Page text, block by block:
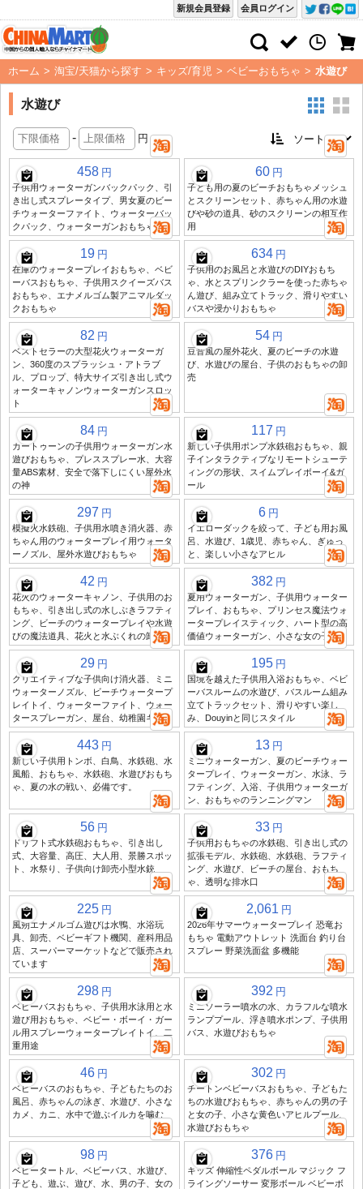
会員ログイン
新規会員登録
ホーム > 淘宝/天猫から探す > キッズ/育児 > ベビーおもちゃ > 水遊び
水遊び
- 円
458 円
子供用ウォーターガンバックパック、引
き出し式スプレータイプ、男女夏のビー
チウォーターファイト、ウォーターバッ
クパック、ウォーターガンおもちゃ
60 円
子ども用の夏のビーチおもちゃメッシュ
とスクリーンセット、赤ちゃん用の水遊
びや砂の道具、砂のスクリーンの相互作
用
19 円
在庫のウォータープレイおもちゃ、ベビ
ーバスおもちゃ、子供用スクイーズバス
おもちゃ、エナメルゴム製アニマルダッ
クおもちゃ
634 円
子供用のお風呂と水遊びのDIYおもち
ゃ、水とスプリンクラーを使った赤ちゃ
ん遊び、組み立てトラック、滑りやすい
バスや浸かりおもちゃ
82 円
ベストセラーの大型花火ウォーターガ
ン、360度のスプラッシュ・アトラブ
ル、プロップ、特大サイズ引き出し式ウ
ォーターキャノンウォーターガンスロッ
ト
54 円
豆音風の屋外花火、夏のビーチの水遊
び、水遊びの屋台、子供のおもちゃの卸
売
84 円
カートゥーンの子供用ウォーターガン水
遊びおもちゃ、プレススプレー水、大容
量ABS素材、安全で落下しにくい屋外水
の神
117 円
新しい子供用ポンプ水鉄砲おもちゃ、親
子インタラクティブなリモートシューテ
ィングの形状、スイムプレイボーイ&ガ
ール
297 円
模擬火水鉄砲、子供用水噴き消火器、赤
ちゃん用のウォータープレイ用ウォータ
ーノズル、屋外水遊びおもちゃ
6 円
イエローダックを絞って、子ども用お風
呂、水遊び、1歳児、赤ちゃん、ぎゅっ
と、楽しい小さなアヒル
42 円
花火のウォーターキャノン、子供用のお
もちゃ、引き出し式の水しぶきラフティ
ング、ビーチのウォータープレイや水遊
びの魔法道具、花火と水ぶくれの卸売
382 円
夏用ウォーターガン、子供用ウォーター
プレイ、おもちゃ、プリンセス魔法ウォ
ータープレイスティック、ハート型の高
価値ウォーターガン、小さな女の子
29 円
クリエイティブな子供向け消火器、ミニ
ウォーターノズル、ビーチウォータープ
レイトイ、ウォーターファイト、ウォー
タースプレーガン、屋台、幼稚園ギフト
195 円
国境を越えた子供用入浴おもちゃ、ベビ
ーバスルームの水遊び、バスルーム組み
立てトラックセット、滑りやすい楽し
み、Douyinと同じスタイル
443 円
新しい子供用トンボ、白鳥、水鉄砲、水
風船、おもちゃ、水鉄砲、水遊びおもち
ゃ、夏の水の戦い、必備です。
13 円
ミニウォーターガン、夏のビーチウォー
タープレイ、ウォーターガン、水泳、ラ
フティング、入浴、子供用ウォーターガ
ン、おもちゃのランニングマン
56 円
ドリフト式水鉄砲おもちゃ、引き出し
式、大容量、高圧、大人用、景勝スポッ
ト、水祭り、子供向け卸売小型水銃
33 円
子供用おもちゃの水鉄砲、引き出し式の
拡張モデル、水鉄砲、水鉄砲、ラフティ
ング、水遊び、ビーチの屋台、おもち
ゃ、透明な排水口
225 円
風朔エナメルゴム遊びは水鴨、水浴玩
具、卸売、ベビーギフト機関、産科用品
店、スーパーマーケットなどで販売され
ています
2,061 円
2026年サマーウォータープレイ 恐竜お
もちゃ 電動アウトレット 洗面台 釣り台
スプレー 野菜洗面盆 多機能
298 円
ベビーバスおもちゃ、子供用水泳用と水
遊び用おもちゃ、ベビー・ボーイ・ガー
ル用スプレーウォータープレイトイ、二
重用途
392 円
ミニソーラー噴水の水、カラフルな噴水
ランププール、浮き噴水ポンプ、子供用
バス、水遊びおもちゃ
46 円
ベビーバスのおもちゃ、子どもたちのお
風呂、赤ちゃんの泳ぎ、水遊び、小さな
カメ、カニ、水中で遊ぶイルカを噛む
302 円
チートンベビーバスおもちゃ、子どもた
ちの水遊びおもちゃ、赤ちゃんの男の子
と女の子、小さな黄色いアヒルプール、
水遊びおもちゃ
98 円
ベビータートル、ベビーバス、水遊び、
子ども、遊ぶ、遊び、水、男の子、女の
376 円
キッズ 伸縮性ペダルボール マジック フ
ライングソーサー 変形ボール ベビーボ